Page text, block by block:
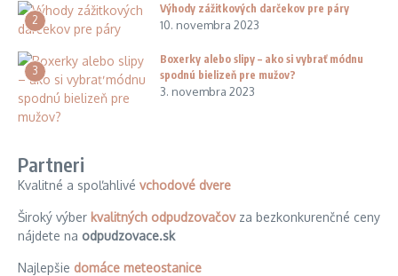
2
Výhody zážitkových darčekov pre páry
10. novembra 2023
3
Boxerky alebo slipy – ako si vybrať módnu
spodnú bielizeň pre mužov?
3. novembra 2023
Partneri
Kvalitné a spoľahlivé vchodové dvere
Široký výber kvalitných odpudzovačovza bezkonkurenčné ceny
nájdete na odpudzovace.sk
Najlepšie domáce meteostanice